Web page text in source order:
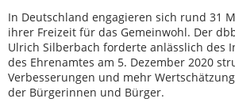
In Deutschland engagieren sich rund 31
ihrer Freizeit für das Gemeinwohl. Der
Ulrich Silberbach forderte anlässlich des
des Ehrenamtes am 5. Dezember 2020
Verbesserungen und mehr
der Bürgerinnen und Bürger.